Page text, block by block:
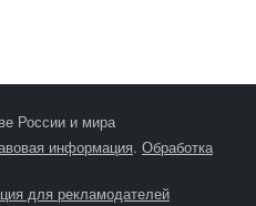
России и мира
информация. Обработка
для рекламодателей